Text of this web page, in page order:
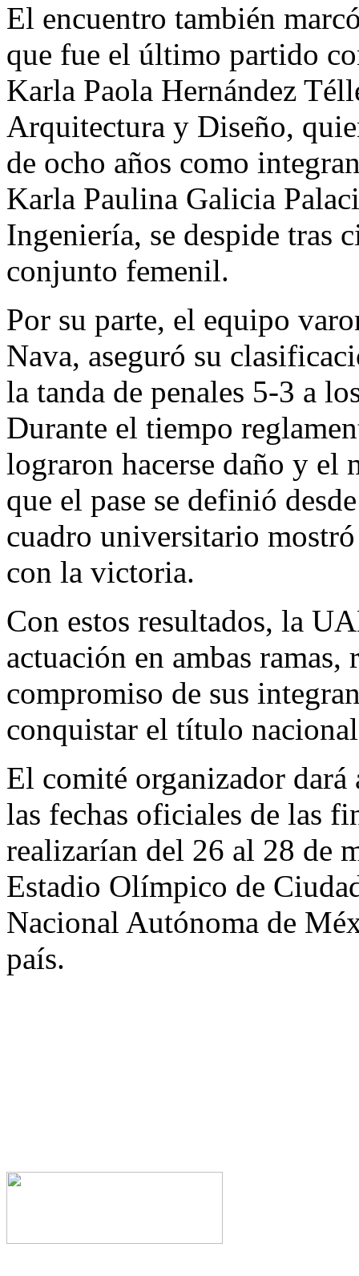
El encuentro también
que fue el último partido
Karla Paola Hernández
Arquitectura y Diseño,
de ocho años como
Karla Paulina Galicia
Ingeniería, se despide tras
conjunto femenil.
Por su parte, el equipo
Nava, aseguró su
la tanda de penales 5-3 a
Durante el tiempo
lograron hacerse daño y
que el pase se definió
cuadro universitario
con la victoria.
Con estos resultados, la
actuación en ambas
compromiso de sus
conquistar el título
El comité organizador
las fechas oficiales de las
realizarían del 26 al 28 de
Estadio Olímpico de
Nacional Autónoma de
país.